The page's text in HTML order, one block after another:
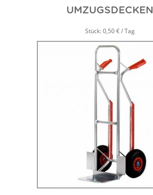
UMZUGSDECKEN
Stück: 0,50 € / Tag